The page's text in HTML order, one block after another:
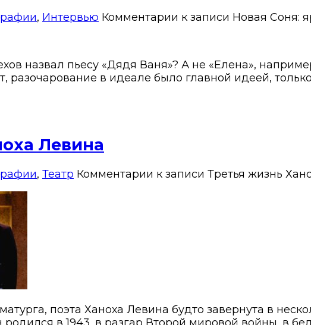
, Интервью Комментарии к записи Новая Соня:
назвал пьесу «Дядя Ваня»? А не «Елена»,
в идеале было главной идеей,
Левина
, Театр Комментарии к записи Третья жизнь
поэта Ханоха Левина будто завернута в